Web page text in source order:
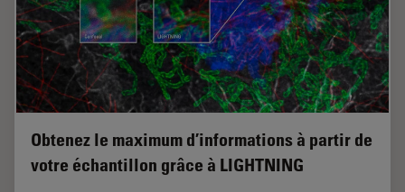
Obtenez le maximum d’informations à partir de
votre échantillon grâce à LIGHTNING